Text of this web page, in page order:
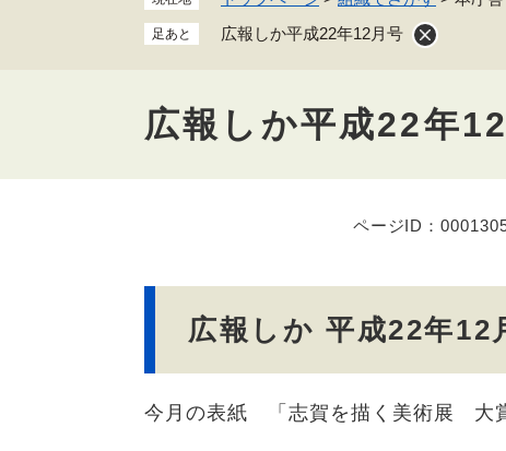
足あと 広報しか平成22年12月号
広報しか平成22年
ページID：
広報しか 平成22年12
今月の表紙 「志賀を描く美術展 大